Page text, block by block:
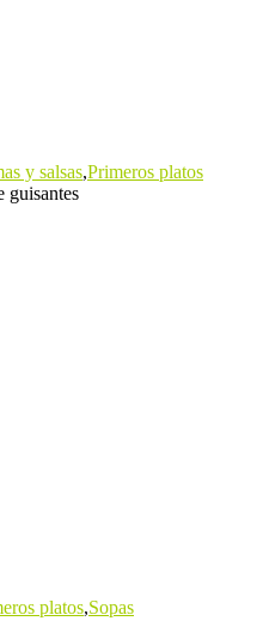
y salsas,Primeros platos
platos,Sopas